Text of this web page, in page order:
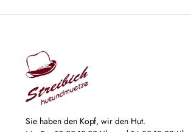
Sie haben den Kopf, wir den Hut.